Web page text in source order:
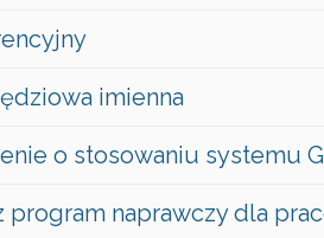
imienna
o stosowaniu systemu
program naprawczy dla